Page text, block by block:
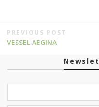
PREVIOUS POST
VESSEL AEGINA